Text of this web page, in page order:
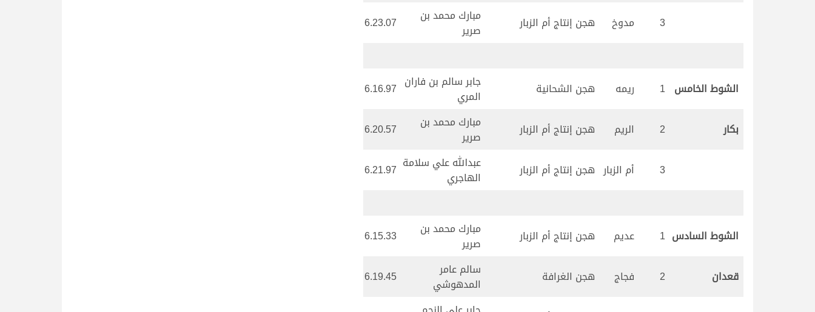
3 مدوخ هجن إنتاج أم الزبار
مبارك محمد بن
صرير
6.23.07
الشوط الخامس 1 ريمه هجن الشحانية
جابر سالم بن فاران
المري
6.16.97
بكار 2 الريم هجن إنتاج أم الزبار
مبارك محمد بن
صرير
6.20.57
3 أم الزبار هجن إنتاج أم الزبار
عبدالله علي سلامة
الهاجري
6.21.97
الشوط السادس 1 عديم هجن إنتاج أم الزبار
مبارك محمد بن
صرير
6.15.33
قعدان 2 فجاج هجن الغرافة
سالم عامر
المدهوشي
6.19.45